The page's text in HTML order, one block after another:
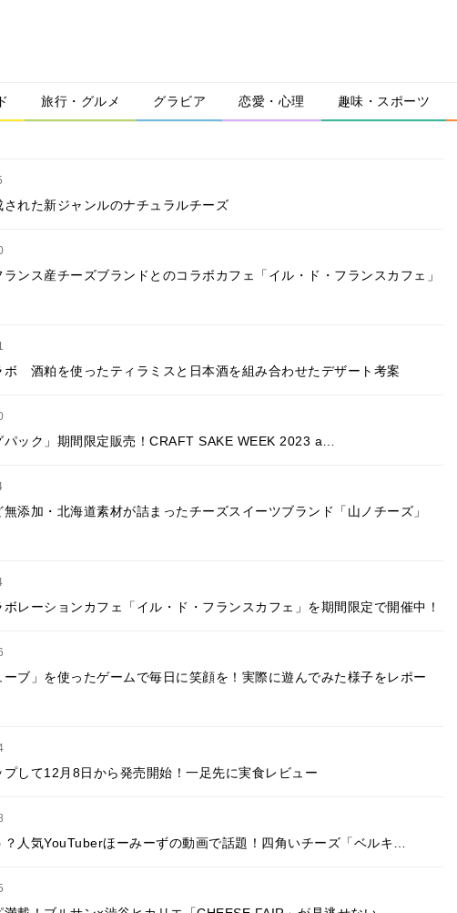
旅行・グルメ グラビア 恋愛・心理 趣味・スポーツ
れた新ジャンルのナチュラルチーズ
ンス産チーズブランドとのコラボカフェ「イル・ド・フランスカフェ」
ボ 酒粕を使ったティラミスと日本酒を組み合わせたデザート考案
パック」期間限定販売！CRAFT SAKE WEEK 2023 a…
添加・北海道素材が詰まったチーズスイーツブランド「山ノチーズ」
レーションカフェ「イル・ド・フランスカフェ」を期間限定で開催中！
ブ」を使ったゲームで毎日に笑顔を！実際に遊んでみた様子をレポー
して12月8日から発売開始！一足先に実食レビュー
人気YouTuberほーみーずの動画で話題！四角いチーズ「ベルキ…